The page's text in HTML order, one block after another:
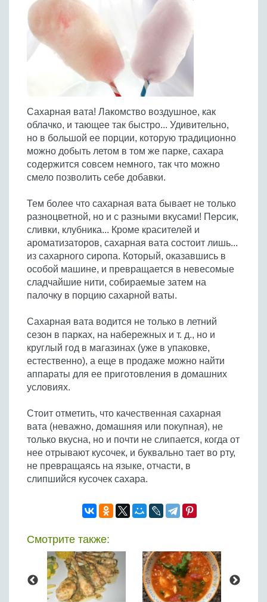
Из яиц и другие
Холодные супы
Супы-пюре
Молочные супы
Сладкие супы
Отварное мясо
Запеченное мясо
Тушеное мясо
Из мясного фарша
Отварная и паровая
Запеченная рыба
Тушеная рыба
Из рыбного фарша
Морепродукты
Суши и роллы
Вся птица
Жареная птица
Отварная птица
Запеченная птица
Тушеная птица
Из фарша птицы
Из субпродуктов птицы
Овощи
Все овощи
Жареные овощи
Тушеные овощи
Запеченные овощи
Выпечка
Вся выпечка
Пироги и пирожки
Кексы и маффины
Печенье и булочки
Блины и оладьи
Кремы
Все соусы
Соусы к мясу
Соусы к рыбе
Соусы к овощам
Другие соусы
Все напитки
Алкогольные напитки
Безалкогольные напитки
Заготовки
Все заготовки
Ягоды и фрукты
Грибы
Другие заготовки
Десерты
Конфеты и сладости
Ещё...
Молочные продукты
Пельмени, вареники
Макароны
Грибы
Бобовые
Яйца
Сахарная вата! Лакомство воздушное, как
облачко, и тающее так быстро... Удивительно,
но в большой ее порции, которую традиционно
можно добыть летом в том же парке, сахара
содержится совсем немного, так что можно
смело позволить себе добавки.
Тем более что сахарная вата бывает не только
разноцветной, но и с разными вкусами! Персик,
сливки, клубника... Кроме красителей и
ароматизаторов, сахарная вата состоит лишь...
из сахарного сиропа. Который, оказавшись в
особой машине, и превращается в невесомые
сладчайшие нити, собираемые затем на
палочку в порцию сахарной ваты.
Сахарная вата водится не только в летний
сезон в парках, на набережных и т. д., но и
круглый год в магазинах (уже в упаковке,
естественно), а еще в продаже можно найти
аппараты для ее приготовления в домашних
условиях.
Стоит отметить, что качественная сахарная
вата (неважно, домашняя или покупная), не
только вкусна, но и почти не слипается, когда от
нее отрывают кусочек, и буквально тает во рту,
не превращаясь на языке, отчасти, в
слипшийся кусочек сахара.
Смотрите также: